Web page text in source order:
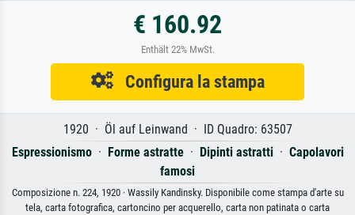
€ 160.92
Enthält 22% MwSt.
Configura la stampa
1920 · Öl auf Leinwand · ID Quadro: 63507
Espressionismo· Forme astratte· Dipinti astratti· Capolavori
famosi
Composizione n. 224, 1920 · Wassily Kandinsky. Disponibile come stampa d'arte su
tela, carta fotografica, cartoncino per acquerello, carta non patinata o carta